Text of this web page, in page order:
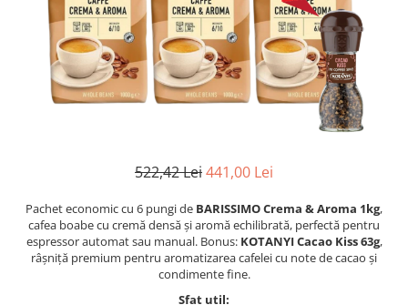
522,42 Lei441,00 Lei
Pachet economic cu 6 pungi de BARISSIMO Crema & Aroma 1kg,
cafea boabe cu cremă densă și aromă echilibrată, perfectă pentru
espressor automat sau manual. Bonus: KOTANYI Cacao Kiss 63g,
râșniță premium pentru aromatizarea cafelei cu note de cacao și
condimente fine.
Sfat util: